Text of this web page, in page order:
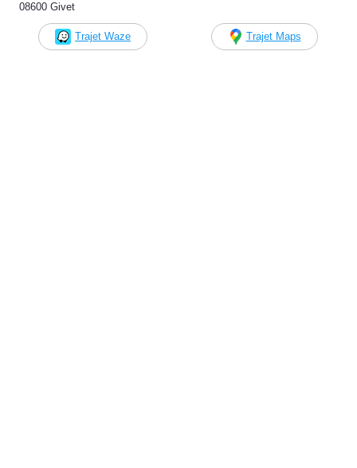
08600 Givet
Trajet Waze Trajet Maps